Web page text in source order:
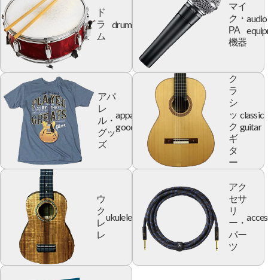
ド
ラ
ム
drum
マイ
ク・
PA
機器
audio
アパ
レ
ル・
グッ
ズ
apparel
goods
ク
ラ
シ
ッ
ク
ギ
タ
ー
classic
guitar
ウ
ク
レ
レ
ukulele
アク
セサ
リ
ー・
パー
ツ